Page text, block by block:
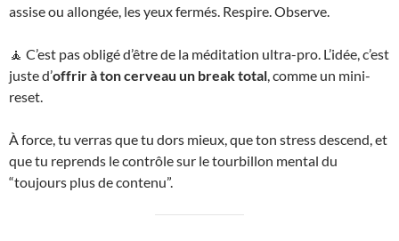
assise ou allongée, les yeux fermés. Respire. Observe.
🧘 C’est pas obligé d’être de la méditation ultra-pro. L’idée, c’est
juste d’offrir à ton cerveau un break total, comme un mini-
reset.
À force, tu verras que tu dors mieux, que ton stress descend, et
que tu reprends le contrôle sur le tourbillon mental du
“toujours plus de contenu”.